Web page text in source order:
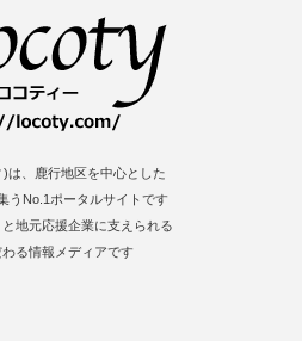
)は、鹿行地区を中心とした
うNo.1ポータルサイトです
地元応援企業に支えられる
わる情報メディアです